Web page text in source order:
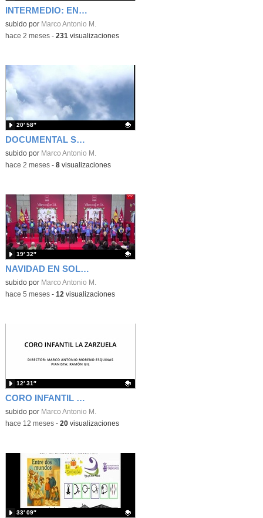
INTERMEDIO: ENTRE DOS MUNDOS
Contenido educativo.
subido por Marco Antonio M.
-hace 2 meses- 231 visualizaciones
DOCUMENTAL SOBRE YIDAKI
Contenido educativo.
subido por Marco Antonio M.
20′ 58″
-hace 2 meses- 8visualizaciones
NAVIDAD EN SOL 2025
Contenido educativo.
subido por Marco Antonio M.
19′ 32″
-hace 5 meses- 12 visualizaciones
CORO INFANTIL LA ZARZUELA & ENCUENTRO ACM 2025
Contenido educativo.
subido por Marco Antonio M.
12′ 31″
-hace 12 meses- 20visualizaciones
33′ 09″